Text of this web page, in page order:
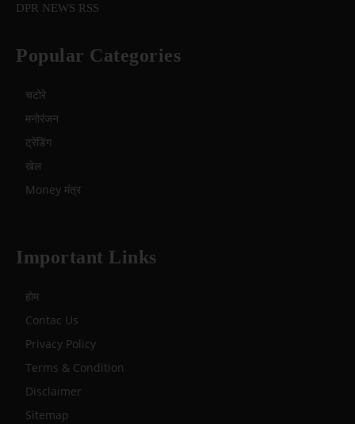
DPR NEWS RSS
Popular Categories
चटोरे
मनोरंजन
ट्रेंडिंग
खेल
Money मंत्र
Important Links
होम
Contac Us
Privacy Policy
Terms & Condition
Disclaimer
Sitemap